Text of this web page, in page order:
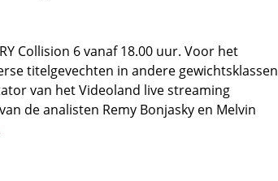
Collision 6 vanaf 18.00 uur. Voor het
titelgevechten in andere gewichtsklassen
van het Videoland live streaming
de analisten Remy Bonjasky en Melvin